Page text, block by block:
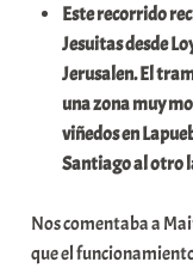
u
n
i
t
a
t
a
Este recorrido
Jesuitas desde
Jerusalen. El
una zona muy
viñedos en
Santiago al otro
Nos comentaba a
que el